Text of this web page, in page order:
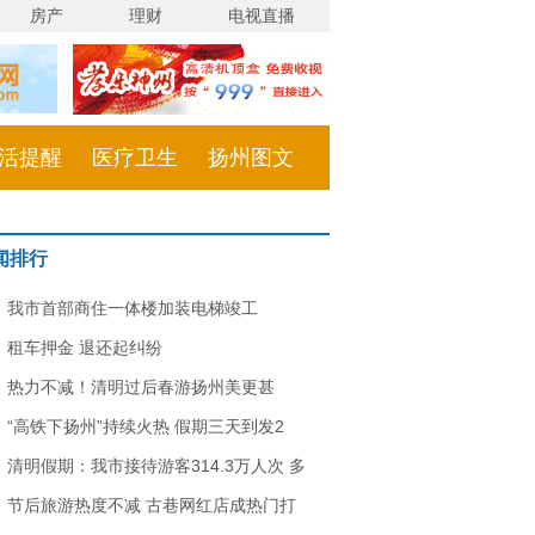
房产 理财 电视直播
提醒 医疗卫生 扬州图文
排行
我市首部商住一体楼加装电梯竣工
租车押金 退还起纠纷
热力不减！清明过后春游扬州美更甚
“高铁下扬州”持续火热 假期三天到发2
清明假期：我市接待游客314.3万人次 多
节后旅游热度不减 古巷网红店成热门打